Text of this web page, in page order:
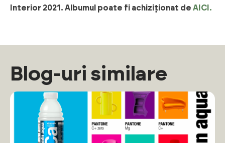
Interior 2021. Albumul poate fi achiziționat de AICI.
Blog-uri similare